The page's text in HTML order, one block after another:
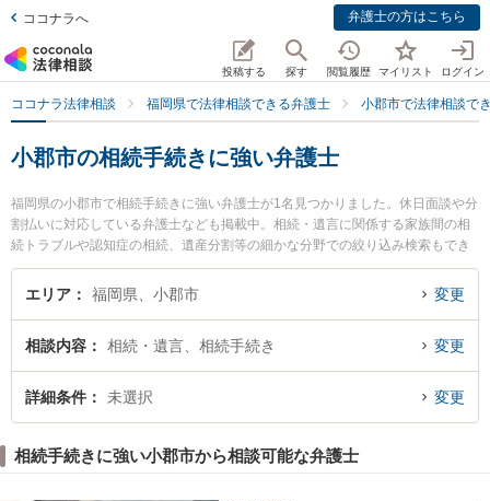
ココナラへ 弁護士の方はこちら
投稿する 探す 閲覧履歴 マイリスト ログイン
ココナラ法律相談 福岡県で法律相談できる弁護士 小郡市で法律相談で
小郡市の相続手続きに強い弁護士
福岡県の小郡市で相続手続きに強い弁護士が1名見つかりました。休日面談や分
割払いに対応している弁護士なども掲載中。相続・遺言に関係する家族間の相
続トラブルや認知症の相続、遺産分割等の細かな分野での絞り込み検索もでき
便利です。特に稲村法律事務所の稲村 蓉子弁護士のプロフィール情報や弁護士
費用、強みなどが注目されています。『小郡市で土日や夜間に発生した相続手
相談できる小郡市内の弁護士に相談予約したい』などでお困りの相談者さんに
おすすめです。
エリア 福岡県、小郡市 変更
相談内容 相続・遺言、相続手続き 変更
詳細条件 未選択 変更
相続手続きに強い小郡市から相談可能な弁護士